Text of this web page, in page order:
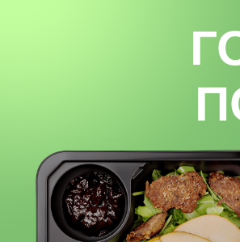
Заменить мясо на
Убрать лук из
*Выберите рацион и
менеджеру